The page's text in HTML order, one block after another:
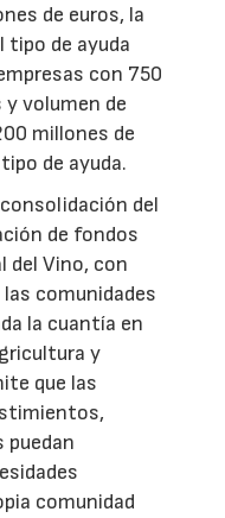
de euros, la
tipo de ayuda
con 750
y volumen de
millones de
de ayuda.
del
de fondos
del Vino, con
comunidades
la cuantía en
y
que las
puedan
comunidad